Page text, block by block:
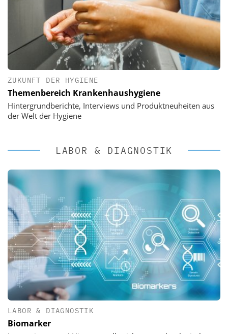
ZUKUNFT DER HYGIENE
Themenbereich Krankenhaushygiene
Hintergrundberichte, Interviews und Produktneuheiten aus
der Welt der Hygiene
LABOR & DIAGNOSTIK
LABOR & DIAGNOSTIK
Biomarker